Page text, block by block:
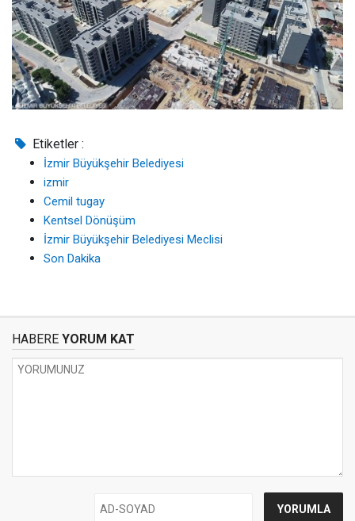
Etiketler :
İzmir Büyükşehir Belediyesi
izmir
Cemil tugay
Kentsel Dönüşüm
İzmir Büyükşehir Belediyesi Meclisi
Son Dakika
HABERE YORUM KAT